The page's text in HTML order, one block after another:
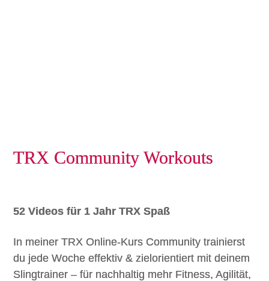
TRX Community Workouts
52 Videos für 1 Jahr TRX Spaß
In meiner TRX Online-Kurs Community trainierst
du jede Woche effektiv & zielorientiert mit deinem
Slingtrainer – für nachhaltig mehr Fitness, Agilität,